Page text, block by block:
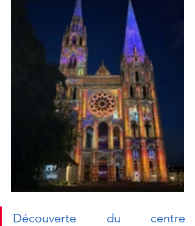
Découverte du centre